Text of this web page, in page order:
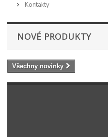
Kontakty
NOVÉ PRODUKTY
Všechny novinky